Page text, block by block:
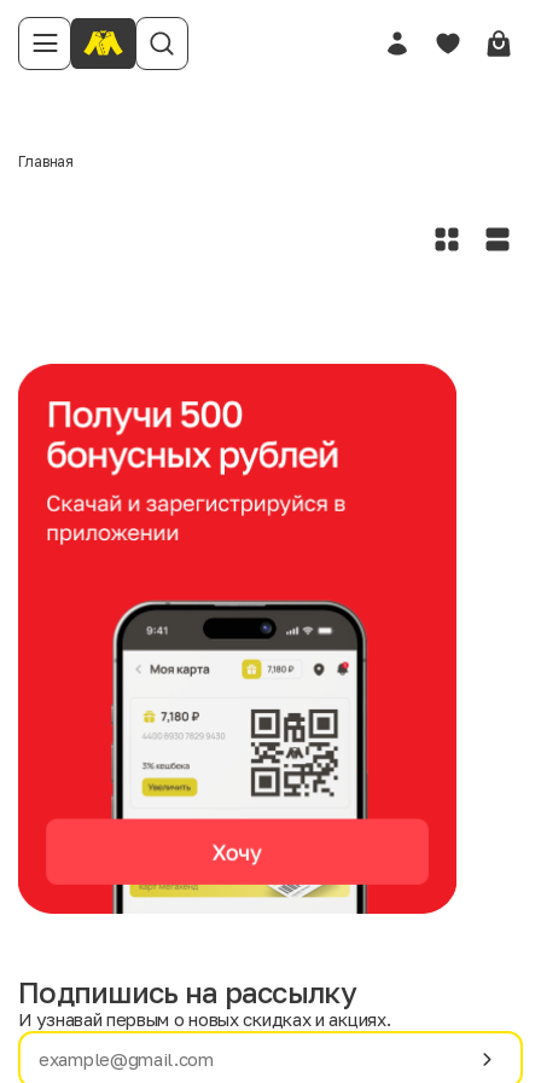
Главная
Имя
Подпишись на рассылку
И узнавай первым о новых скидках и акциях.